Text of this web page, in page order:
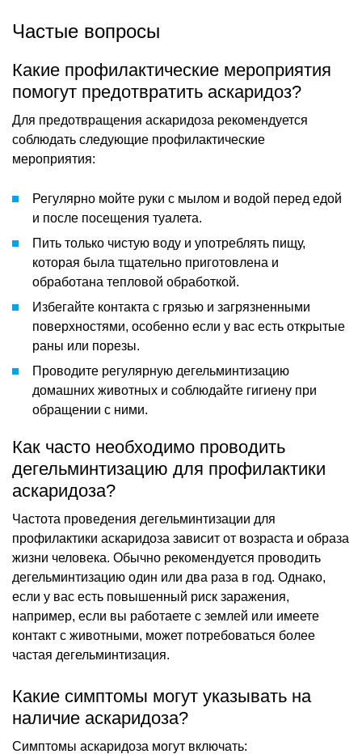
Частые вопросы
Какие профилактические мероприятия
помогут предотвратить аскаридоз?
Для предотвращения аскаридоза рекомендуется
соблюдать следующие профилактические
мероприятия:
Регулярно мойте руки с мылом и водой перед едой
и после посещения туалета.
Пить только чистую воду и употреблять пищу,
которая была тщательно приготовлена и
обработана тепловой обработкой.
Избегайте контакта с грязью и загрязненными
поверхностями, особенно если у вас есть открытые
раны или порезы.
Проводите регулярную дегельминтизацию
домашних животных и соблюдайте гигиену при
обращении с ними.
Как часто необходимо проводить
дегельминтизацию для профилактики
аскаридоза?
Частота проведения дегельминтизации для
профилактики аскаридоза зависит от возраста и образа
жизни человека. Обычно рекомендуется проводить
дегельминтизацию один или два раза в год. Однако,
если у вас есть повышенный риск заражения,
например, если вы работаете с землей или имеете
контакт с животными, может потребоваться более
частая дегельминтизация.
Какие симптомы могут указывать на
наличие аскаридоза?
Симптомы аскаридоза могут включать: